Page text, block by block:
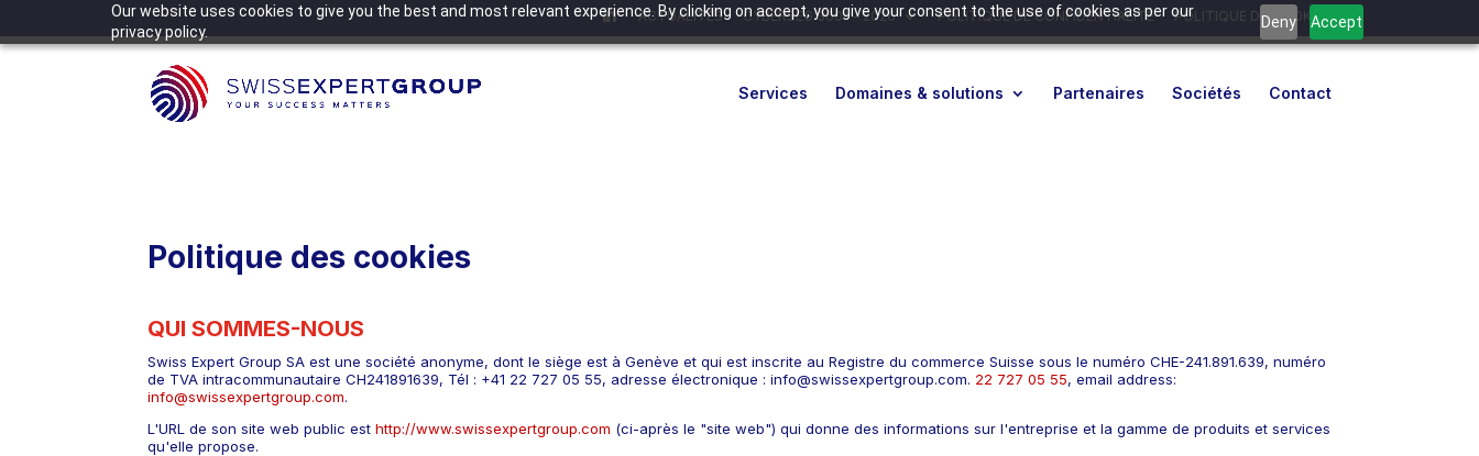
Our website uses cookies to give you the best and most relevant experience. By clicking on accept, you give your consent to the use of cookies as per our
privacy policy.
Deny Accept
ACTUALITÉS CYBERSEG 360° – 2026 POLITIQUE DE CONFIDENTIALITÉ POLITIQUE DE COOKIES
Services Domaines & solutions Partenaires Sociétés Contact
Politique des cookies
QUI SOMMES-NOUS
Swiss Expert Group SA est une société anonyme, dont le siège est à Genève et qui est inscrite au Registre du commerce Suisse sous le numéro CHE-241.891.639, numéro
de TVA intracommunautaire CH241891639, Tél : +41 22 727 05 55, adresse électronique : info@swissexpertgroup.com. 22 727 05 55, email address:
info@swissexpertgroup.com.
L'URL de son site web public esthttp://www.swissexpertgroup.com (ci-après le "site web") qui donne des informations sur l'entreprise et la gamme de produits et services
qu'elle propose.